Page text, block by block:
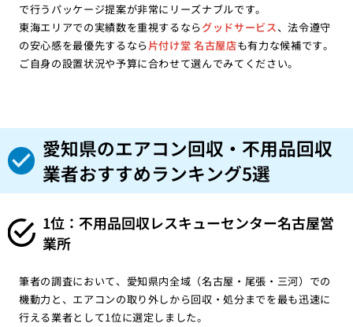
で行うパッケージ提案が非常にリーズナブルです。
東海エリアでの実績数を重視するならグッドサービス、法令遵守
の安心感を最優先するなら片付け堂 名古屋店も有力な候補です。
ご自身の設置状況や予算に合わせて選んでみてください。
愛知県のエアコン回収・不用品回収
業者おすすめランキング5選
1位：不用品回収レスキューセンター名古屋営
業所
筆者の調査において、愛知県内全域（名古屋・尾張・三河）での
機動力と、エアコンの取り外しから回収・処分までを最も迅速に
行える業者として1位に選定しました。